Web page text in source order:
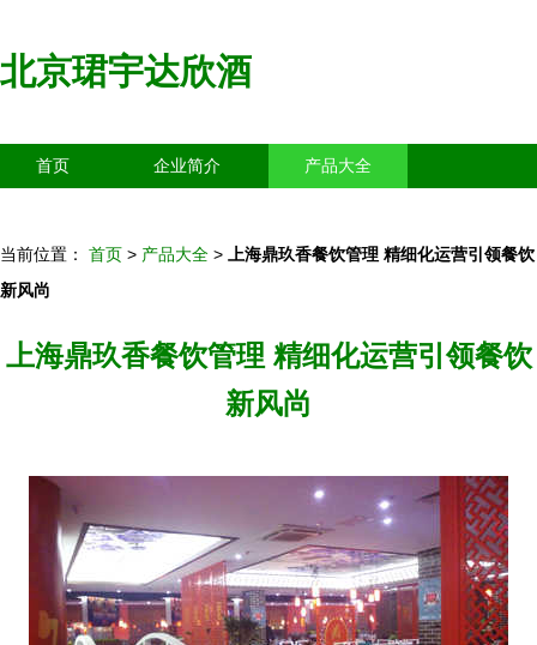
北京珺宇达欣酒
首页 企业简介 产品大全
当前位置： 首页 > 产品大全 >
上海鼎玖香餐饮管理 精细化运营引领餐饮
新风尚
上海鼎玖香餐饮管理 精细化运营引领餐饮
新风尚